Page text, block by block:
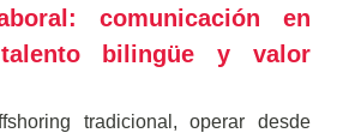
comunicación en
bilingüe y valor
tradicional, operar desde